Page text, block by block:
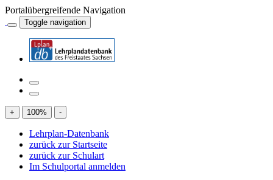
Portalübergreifende Navigation
Toggle navigation
+ 100% -
Lehrplan-Datenbank
zurück zur Startseite
zurück zur Schulart
Im Schulportal anmelden